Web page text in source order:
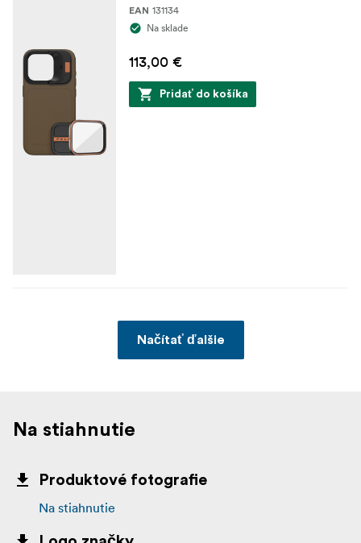
EAN 131134
Na sklade
113,00 €
Pridať do košíka
Načítať ďalšie
Na stiahnutie
Produktové fotografie
Na stiahnutie